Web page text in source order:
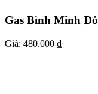
Gas Bình Minh
Giá: 480.000 ₫